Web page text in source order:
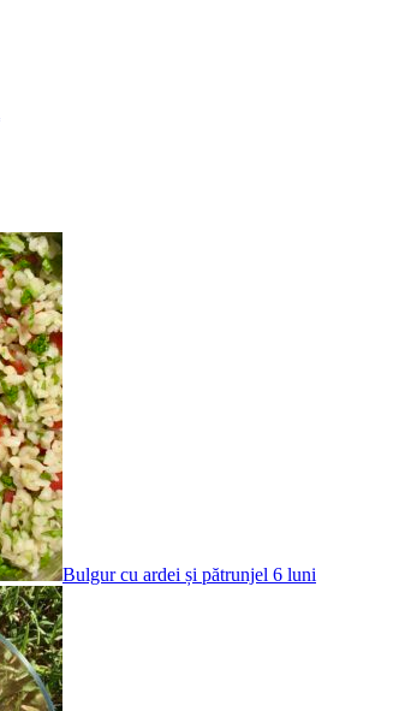
Bulgur cu ardei și pătrunjel 6 luni